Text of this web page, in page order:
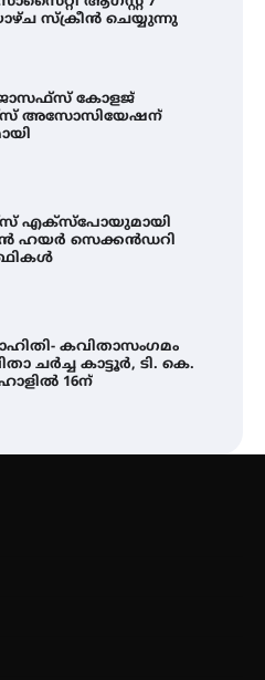
എക്സ്പോയുമായി
ഹയർ സെക്കൻഡറി
കവിതാസംഗമം
ചർച്ച കാട്ടൂർ, ടി. കെ.
16ന്
മഴ തുടരുന്നു – തൃശൂർ
എല്ലാ വിദ്യാഭ്യാസ
ശനിയാഴ്ച